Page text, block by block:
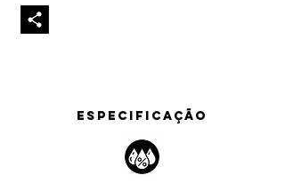
ESPECIFICAÇÃO